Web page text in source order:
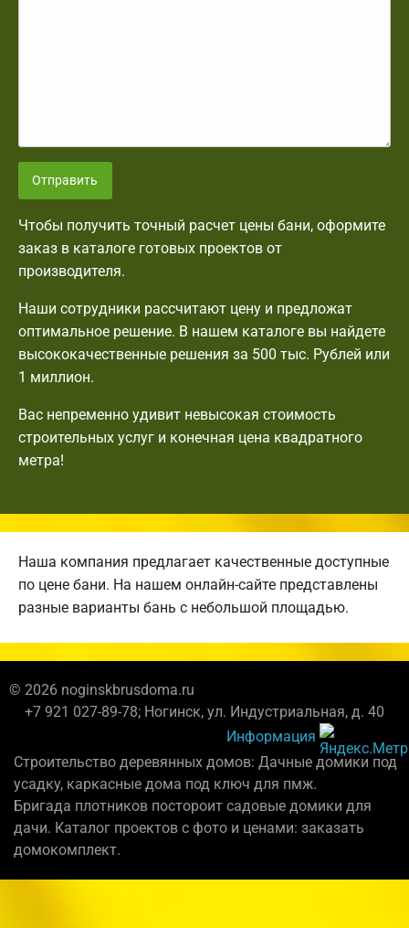
Отправить
Чтобы получить точный расчет цены бани, оформите
заказ в каталоге готовых проектов от
производителя.
Наши сотрудники рассчитают цену и предложат
оптимальное решение. В нашем каталоге вы найдете
высококачественные решения за 500 тыс. Рублей или
1 миллион.
Вас непременно удивит невысокая стоимость
строительных услуг и конечная цена квадратного
метра!
Наша компания предлагает качественные доступные
по цене бани. На нашем онлайн-сайте представлены
разные варианты бань с небольшой площадью.
© 2026 noginskbrusdoma.ru
+7 921 027-89-78; Ногинск, ул. Индустриальная, д. 40
Информация
Строительство деревянных домов: Дачные домики под
усадку, каркасные дома под ключ для пмж.
Бригада плотников постороит садовые домики для
дачи. Каталог проектов с фото и ценами: заказать
домокомплект.